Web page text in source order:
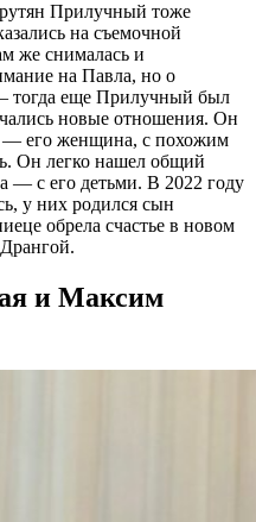
Прилучный тоже
на съемочной
же снималась и
на Павла, но о
тогда еще Прилучный был
новые отношения. Он
— его женщина, с похожим
Он легко нашел общий
— с его детьми. В 2022 году
у них родился сын
обрела счастье в новом
и Максим